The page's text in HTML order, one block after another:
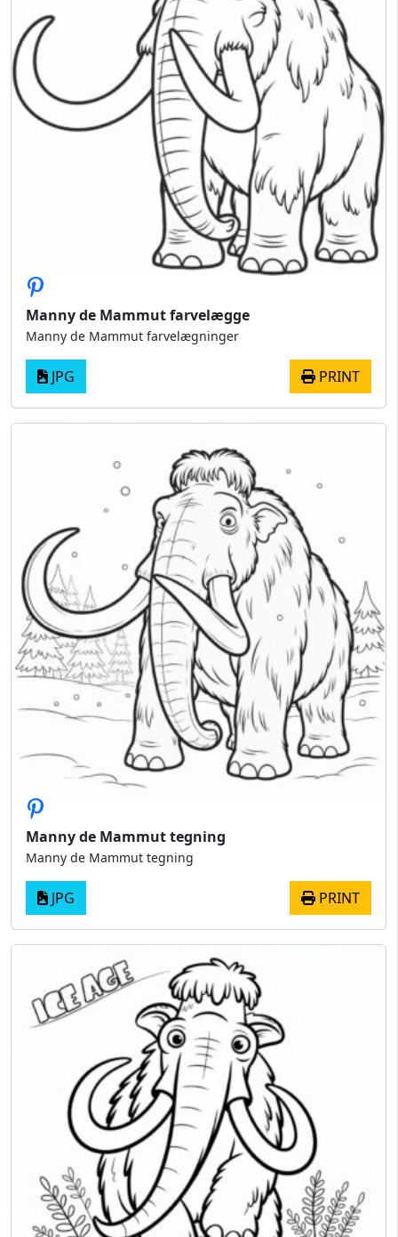
Manny de Mammut farvelægge
Manny de Mammut farvelægninger
JPG PRINT
Manny de Mammut tegning
Manny de Mammut tegning
JPG PRINT